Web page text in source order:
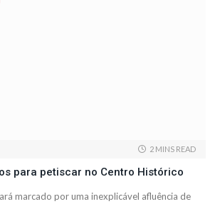
2 MINS READ
para petiscar no Centro Histórico
marcado por uma inexplicável afluência de